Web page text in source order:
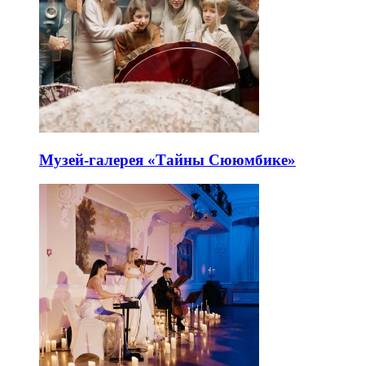
Музей-галерея «Тайны Сююмбике»